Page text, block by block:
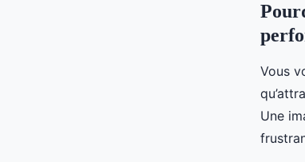
Vous
Une